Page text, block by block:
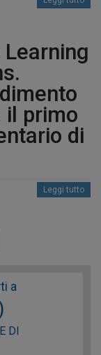
Learning
il primo
di
Leggi tutto
a
DI